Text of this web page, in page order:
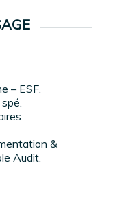
– ESF.
&
Audit.